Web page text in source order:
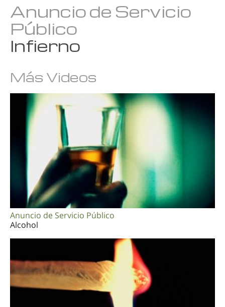
Anuncio de Servicio
Público
Infierno
Más Videos
Anuncio de Servicio Público
Alcohol